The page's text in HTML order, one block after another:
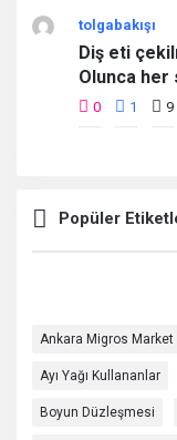
tolgabakışı
Diş eti
Olunca her
0 1 9
Popüler
Ankara Migros Market
Ayı Yağı Kullananlar
Boyun Düzleşmesi